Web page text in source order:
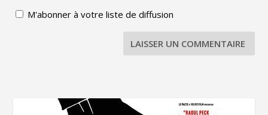
M'abonner à votre liste de diffusion